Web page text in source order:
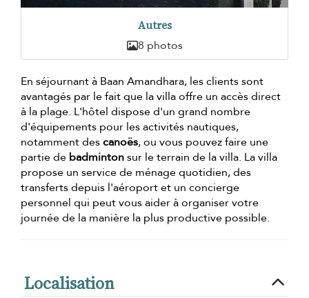
Autres
8 photos
En séjournant à Baan Amandhara, les clients sont
avantagés par le fait que la villa offre un accès direct
à la plage. L'hôtel dispose d'un grand nombre
d'équipements pour les activités nautiques,
notamment descanoës, ou vous pouvez faire une
partie de badmintonsur le terrain de la villa. La villa
propose un service de ménage quotidien, des
transferts depuis l'aéroport et un concierge
personnel qui peut vous aider à organiser votre
journée de la manière la plus productive possible.
Localisation